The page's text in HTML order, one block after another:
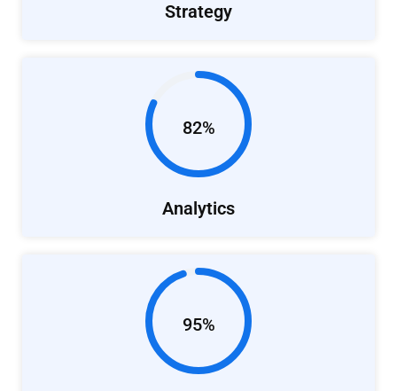
Strategy
82%
Analytics
95%